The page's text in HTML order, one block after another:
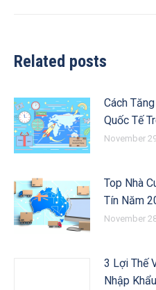
Related posts
Cách
Quốc Tế
November
Top Nhà
Tín Năm
November
3 Lợi Thế
Nhập